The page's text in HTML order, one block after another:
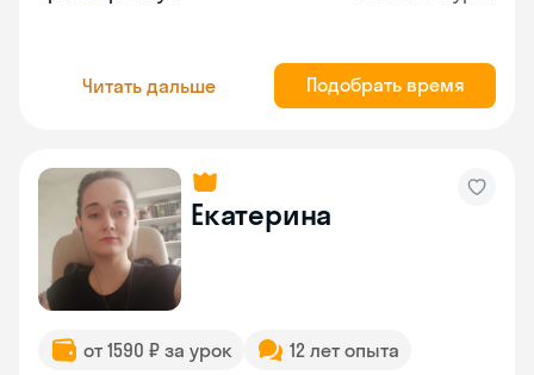
Читать дальше Подобрать время
Екатерина
от 1590 ₽ за урок 12 лет опыта